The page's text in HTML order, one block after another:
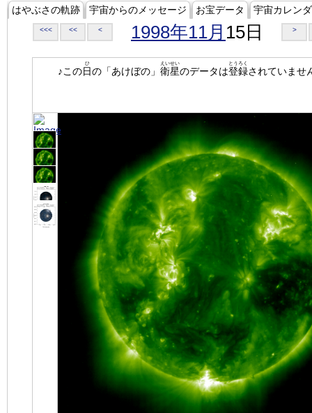
はやぶさの軌跡 宇宙からのメッセージ お宝データ 宇宙カレン
<<< << < 1998年11月 15日 >
♪この日
ひ
の「あけぼの」 衛星
えいせい
のデータは登録
とうろく
されていませ